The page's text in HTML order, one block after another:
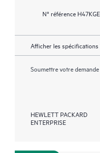
N° référence H47KGE
Afficher les spécifications
Soumettre votre
HEWLETT PACKARD
ENTERPRISE